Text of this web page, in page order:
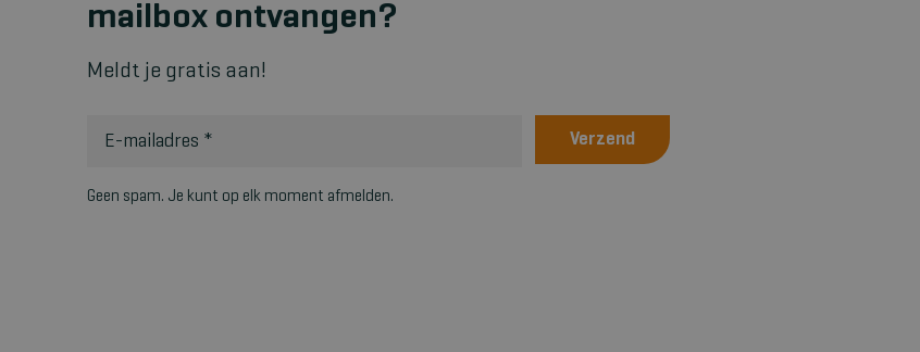
mailbox ontvangen?
Meldt je gratis aan!
E-mailadres * Verzend
Geen spam. Je kunt op elk moment afmelden.